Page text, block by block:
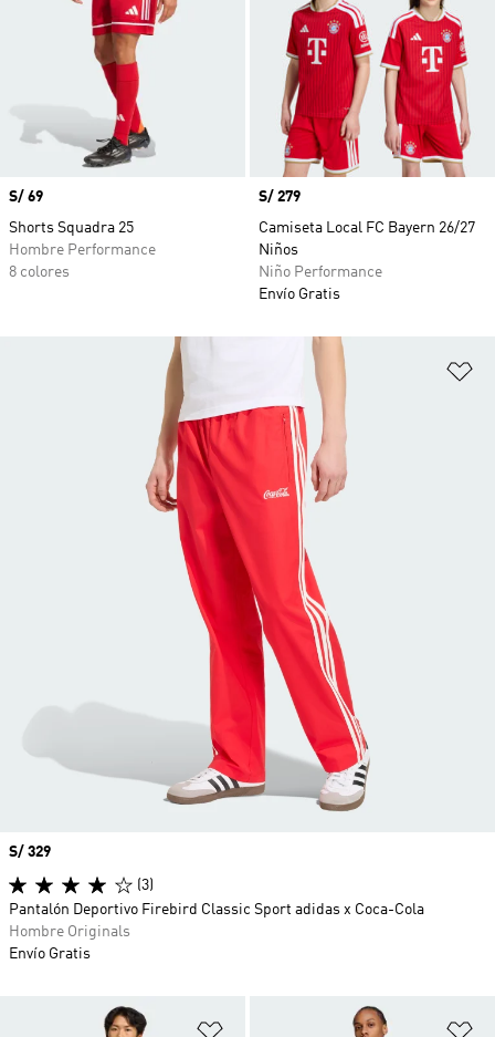
Precio
S/ 69
Shorts Squadra 25
Hombre Performance
8 colores
Precio
S/ 279
Camiseta Local FC Bayern 26/27
Niños
Niño Performance
Envío Gratis
Añadir a la lista de deseos
Precio
S/ 329
(3)
Pantalón Deportivo Firebird Classic Sport adidas x Coca-Cola
Hombre Originals
Envío Gratis